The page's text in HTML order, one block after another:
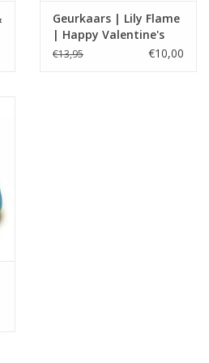
Geurkaars | Lily Flame
| Happy Valentine's
Day
€13,95 €10,00